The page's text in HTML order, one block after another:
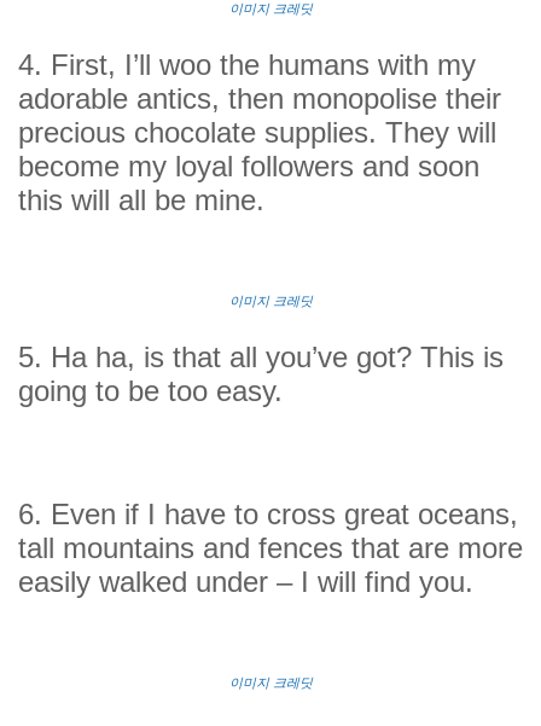
이미지 크레딧
4. First, I’ll woo the humans with my
adorable antics, then monopolise their
precious chocolate supplies. They will
become my loyal followers and soon
this will all be mine.
이미지 크레딧
5. Ha ha, is that all you’ve got? This is
going to be too easy.
6. Even if I have to cross great oceans,
tall mountains and fences that are more
easily walked under – I will find you.
이미지 크레딧